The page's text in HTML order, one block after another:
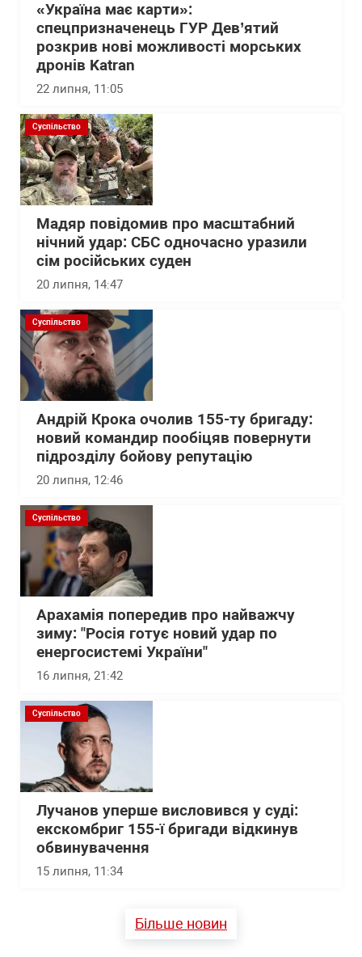
«Україна має карти»:
спецпризначенець ГУР Дев’ятий
розкрив нові можливості морських
дронів Katran
22 липня, 11:05
Суспільство
Мадяр повідомив про масштабний
нічний удар: СБС одночасно уразили
сім російських суден
20 липня, 14:47
Суспільство
Андрій Крока очолив 155-ту бригаду:
новий командир пообіцяв повернути
підрозділу бойову репутацію
20 липня, 12:46
Суспільство
Арахамія попередив про найважчу
зиму: "Росія готує новий удар по
енергосистемі України"
16 липня, 21:42
Суспільство
Лучанов уперше висловився у суді:
екскомбриг 155-ї бригади відкинув
обвинувачення
15 липня, 11:34
Більше новин